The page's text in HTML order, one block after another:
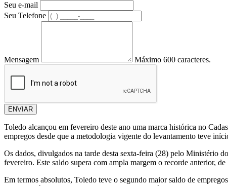
Seu e-mail
Seu Telefone
Mensagem Máximo 600 caracteres.
ENVIAR
Toledo alcançou em fevereiro deste ano uma marca histórica no
empregos desde que a metodologia vigente do levantamento teve
Os dados, divulgados na tarde desta sexta-feira (28) pelo Ministério
fevereiro. Este saldo supera com ampla margem o recorde anterior,
Em termos absolutos, Toledo teve o segundo maior saldo de